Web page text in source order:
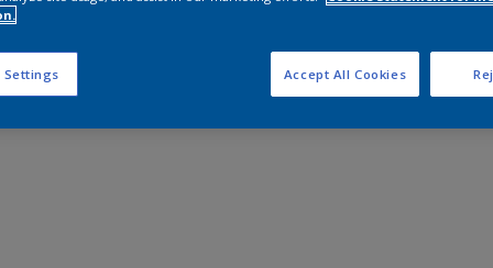
Settings Accept All Cookies